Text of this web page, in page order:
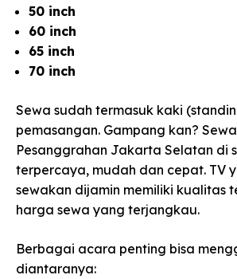
50 inch
60 inch
65 inch
70 inch
Sewa sudah termasuk kaki
pemasangan. Gampang kan?
Pesanggrahan Jakarta Selatan di
terpercaya, mudah dan cepat. TV
sewakan dijamin memiliki kualitas
harga sewa yang terjangkau.
Berbagai acara penting bisa
diantaranya: